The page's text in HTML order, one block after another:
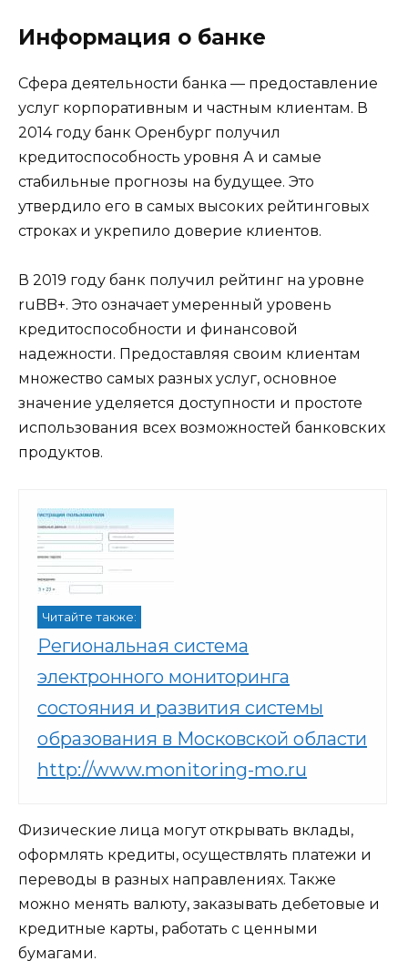
Информация о банке
Сфера деятельности банка — предоставление
услуг корпоративным и частным клиентам. В
2014 году банк Оренбург получил
кредитоспособность уровня А и самые
стабильные прогнозы на будущее. Это
утвердило его в самых высоких рейтинговых
строках и укрепило доверие клиентов.
В 2019 году банк получил рейтинг на уровне
ruBB+. Это означает умеренный уровень
кредитоспособности и финансовой
надежности. Предоставляя своим клиентам
множество самых разных услуг, основное
значение уделяется доступности и простоте
использования всех возможностей банковских
продуктов.
Читайте также:
Региональная система
электронного мониторинга
состояния и развития системы
образования в Московской области
http://www.monitoring-mo.ru
Физические лица могут открывать вклады,
оформлять кредиты, осуществлять платежи и
переводы в разных направлениях. Также
можно менять валюту, заказывать дебетовые и
кредитные карты, работать с ценными
бумагами.